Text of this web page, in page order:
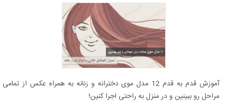
آموزش قدم به قدم 12 مدل موی دخترانه و زنانه به همراه عکس از تمامی
مراحل رو ببینین و در منزل به راحتی اجرا کنین!